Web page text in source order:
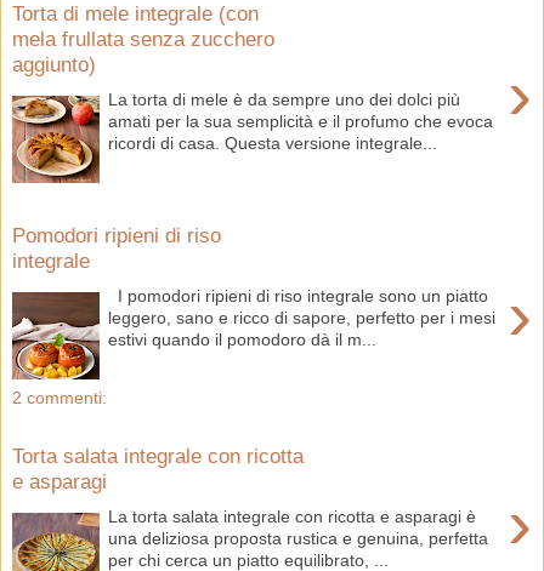
Torta di mele integrale (con
mela frullata senza zucchero
aggiunto)
›
La torta di mele è da sempre uno dei dolci più
amati per la sua semplicità e il profumo che evoca
ricordi di casa. Questa versione integrale...
Pomodori ripieni di riso
integrale
›
I pomodori ripieni di riso integrale sono un piatto
leggero, sano e ricco di sapore, perfetto per i mesi
estivi quando il pomodoro dà il m...
2 commenti:
Torta salata integrale con ricotta
e asparagi
›
La torta salata integrale con ricotta e asparagi è
una deliziosa proposta rustica e genuina, perfetta
per chi cerca un piatto equilibrato, ...